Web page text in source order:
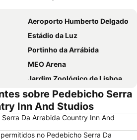
Aeroporto Humberto Delgado
Estádio da Luz
Portinho da Arrábida
MEO Arena
Jardim Zoológico de Lisboa
Passeio Marítimo de Algés
Baixa de Lisboa
Praça de Touros de Campo Pequeno
Rios
Belém
sobre Pedebicho Serra
Inn And Studios
Da Arrabida Country Inn And
no Pedebicho Serra Da